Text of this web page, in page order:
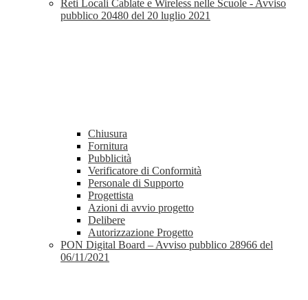
Reti Locali Cablate e Wireless nelle Scuole - Avviso
pubblico 20480 del 20 luglio 2021
Chiusura
Fornitura
Pubblicità
Verificatore di Conformità
Personale di Supporto
Progettista
Azioni di avvio progetto
Delibere
Autorizzazione Progetto
PON Digital Board – Avviso pubblico 28966 del
06/11/2021